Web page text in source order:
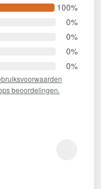
100%
0%
0%
0%
0%
beoordelingen.